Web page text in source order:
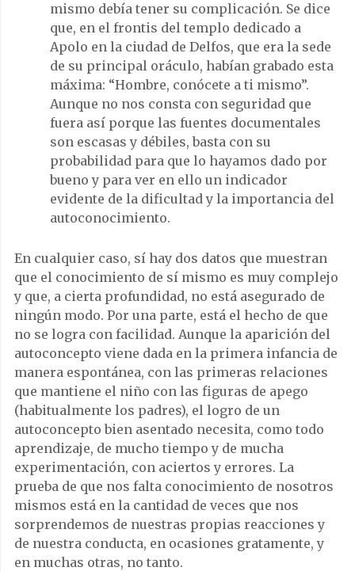
mismo debía tener su complicación. Se dice
que, en el frontis del templo dedicado a
Apolo en la ciudad de Delfos, que era la sede
de su principal oráculo, habían grabado esta
máxima: “Hombre, conócete a ti mismo”.
Aunque no nos consta con seguridad que
fuera así porque las fuentes documentales
son escasas y débiles, basta con su
probabilidad para que lo hayamos dado por
bueno y para ver en ello un indicador
evidente de la dificultad y la importancia del
autoconocimiento.
En cualquier caso, sí hay dos datos que muestran
que el conocimiento de sí mismo es muy complejo
y que, a cierta profundidad, no está asegurado de
ningún modo. Por una parte, está el hecho de que
no se logra con facilidad. Aunque la aparición del
autoconcepto viene dada en la primera infancia de
manera espontánea, con las primeras relaciones
que mantiene el niño con las figuras de apego
(habitualmente los padres), el logro de un
autoconcepto bien asentado necesita, como todo
aprendizaje, de mucho tiempo y de mucha
experimentación, con aciertos y errores. La
prueba de que nos falta conocimiento de nosotros
mismos está en la cantidad de veces que nos
sorprendemos de nuestras propias reacciones y
de nuestra conducta, en ocasiones gratamente, y
en muchas otras, no tanto.